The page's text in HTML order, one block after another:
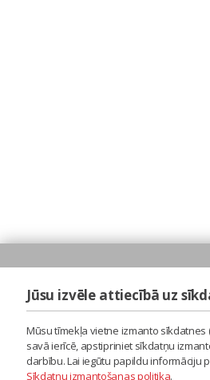
Jūsu izvēle attiecībā uz
Mūsu tīmekļa vietne izmanto
savā ierīcē, apstipriniet sīkdatņu
darbību. Lai iegūtu papildu informāciju
Sīkdatņu izmantošanas politika.